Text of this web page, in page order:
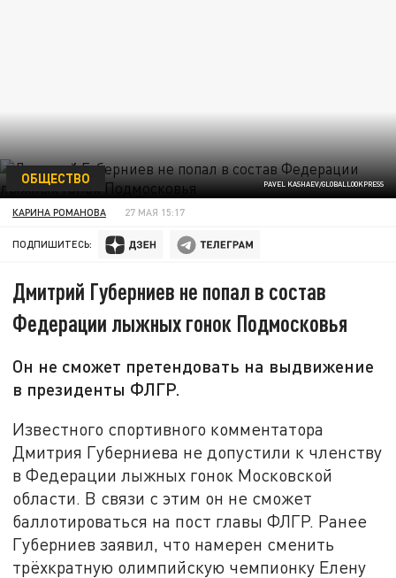
PAVEL KASHAEV/GLOBALLOOKPRESS
ОБЩЕСТВО
КАРИНА РОМАНОВА 27 МАЯ 15:17
ПОДПИШИТЕСЬ:
Дмитрий Губерниев не попал в состав
Федерации лыжных гонок Подмосковья
Он не сможет претендовать на выдвижение
в президенты ФЛГР.
Известного спортивного комментатора
Дмитрия Губерниева не допустили к членству
в Федерации лыжных гонок Московской
области. В связи с этим он не сможет
баллотироваться на пост главы ФЛГР. Ранее
Губерниев заявил, что намерен сменить
трёхкратную олимпийскую чемпионку Елену